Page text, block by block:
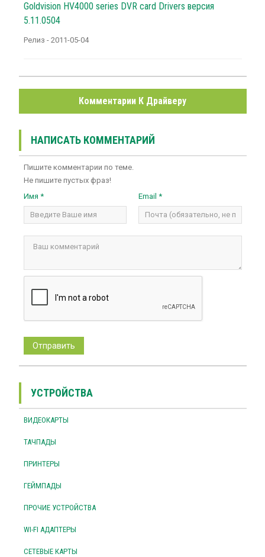
Goldvision HV4000 series DVR card Drivers версия
5.11.0504
Релиз - 2011-05-04
Комментарии К Драйверу
НАПИСАТЬ КОММЕНТАРИЙ
Пишите комментарии по теме.
Не пишите пустых фраз!
Имя *
Email *
УСТРОЙСТВА
ВИДЕОКАРТЫ
ТАЧПАДЫ
ПРИНТЕРЫ
ГЕЙМПАДЫ
ПРОЧИЕ УСТРОЙСТВА
WI-FI АДАПТЕРЫ
СЕТЕВЫЕ КАРТЫ